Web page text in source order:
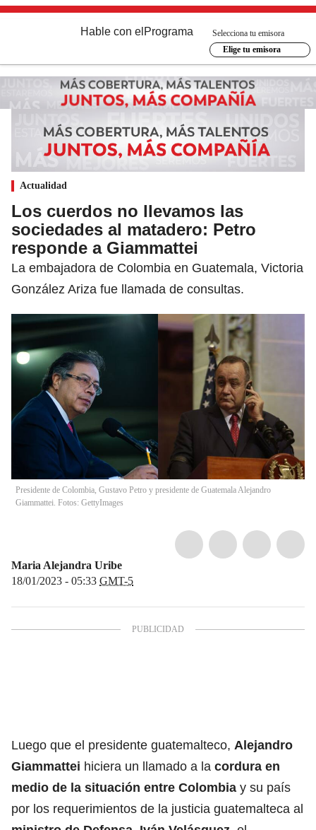
Hable con el Programa
Selecciona tu emisora
Elige tu emisora
Actualidad
Los cuerdos no llevamos las
sociedades al matadero: Petro
responde a Giammattei
La embajadora de Colombia en Guatemala, Victoria
González Ariza fue llamada de consultas.
Presidente de Colombia, Gustavo Petro y presidente de Guatemala Alejandro
Giammattei. Fotos: GettyImages
Maria Alejandra Uribe
18/01/2023 - 05:33 GMT-5
Luego que el presidente guatemalteco, Alejandro
Giammattei hiciera un llamado a la cordura en
medio de la situación entre Colombia y su país
por los requerimientos de la justicia guatemalteca al